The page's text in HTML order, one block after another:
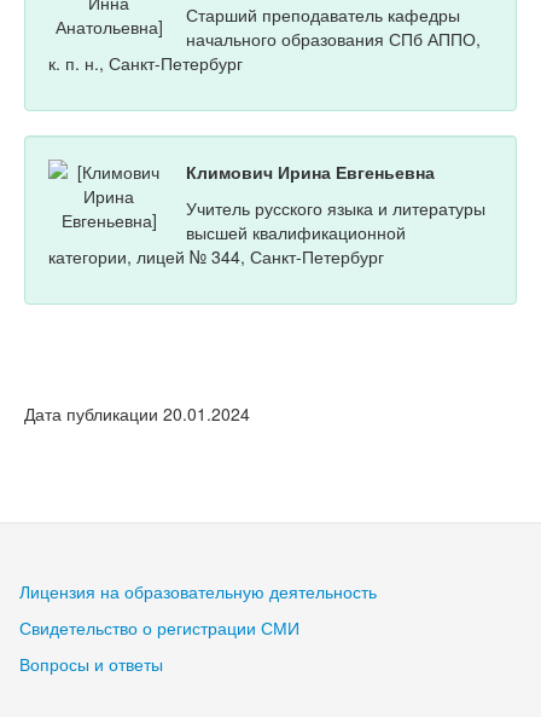
Старший преподаватель кафедры
начального образования СПб АППО,
к. п. н., Санкт-Петербург
Климович Ирина Евгеньевна
Учитель русского языка и литературы
высшей квалификационной
категории, лицей № 344, Санкт-Петербург
Дата публикации 20.01.2024
Лицензия на образовательную деятельность
Свидетельство о регистрации СМИ
Вопросы и ответы